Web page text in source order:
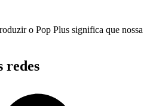
o Pop Plus significa que nossa
redes